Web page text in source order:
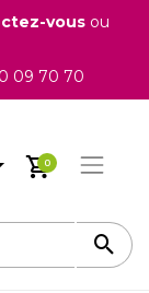
vousou
09 70 70
0